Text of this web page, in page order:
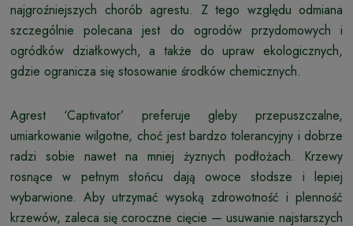
najgroźniejszych chorób agrestu. Z tego względu odmiana
szczególnie polecana jest do ogrodów przydomowych i
ogródków działkowych, a także do upraw ekologicznych,
gdzie ogranicza się stosowanie środków chemicznych.
Agrest ‘Captivator’ preferuje gleby przepuszczalne,
umiarkowanie wilgotne, choć jest bardzo tolerancyjny i dobrze
radzi sobie nawet na mniej żyznych podłożach. Krzewy
rosnące w pełnym słońcu dają owoce słodsze i lepiej
wybarwione. Aby utrzymać wysoką zdrowotność i plenność
krzewów, zaleca się coroczne cięcie — usuwanie najstarszych